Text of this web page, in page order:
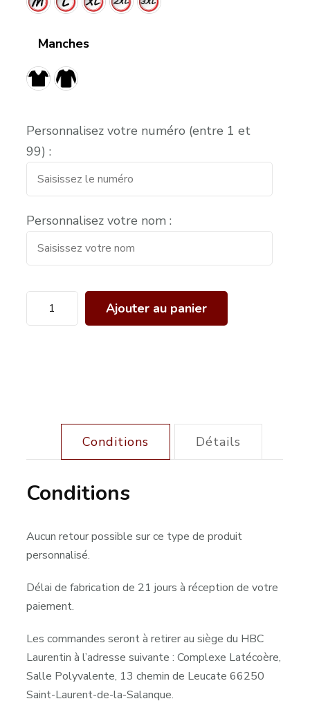
Manches
Personnalisez votre numéro (entre 1 et
99) :
Personnalisez votre nom :
Ajouter au panier
Conditions Détails
Conditions
Aucun retour possible sur ce type de produit
personnalisé.
Délai de fabrication de 21 jours à réception de votre
paiement.
Les commandes seront à retirer au siège du HBC
Laurentin à l’adresse suivante : Complexe Latécoère,
Salle Polyvalente, 13 chemin de Leucate 66250
Saint-Laurent-de-la-Salanque.